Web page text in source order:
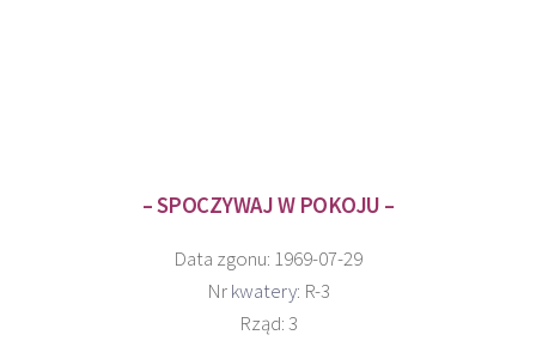
– SPOCZYWAJ W POKOJU –
Data zgonu: 1969-07-29
Nrkwatery: R-3
Rząd: 3